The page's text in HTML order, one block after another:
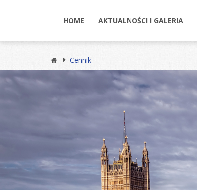
HOME AKTUALNOŚCI I GALERIA
Cennik